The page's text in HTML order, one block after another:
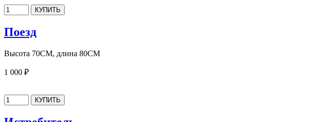
Поезд
Высота 70CM, длина 80CM
1 000 ₽